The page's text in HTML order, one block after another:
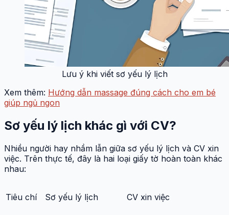
Lưu ý khi viết sơ yếu lý lịch
Xem thêm: Hướng dẫn massage đúng cách cho em bé
giúp ngủ ngon
Sơ yếu lý lịch khác gì với CV?
Nhiều người hay nhầm lẫn giữa sơ yếu lý lịch và CV xin
việc. Trên thực tế, đây là hai loại giấy tờ hoàn toàn khác
nhau:
Tiêu chí Sơ yếu lý lịch CV xin việc